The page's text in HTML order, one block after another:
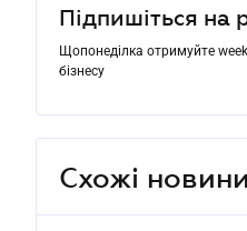
Підпишіться на
Щопонеділка отримуйте
бізнесу
Схожі новини